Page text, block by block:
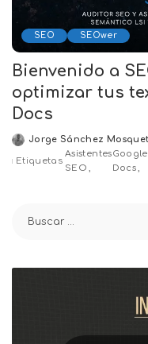
SEO SEOwer
Bienvenido a
optimizar tus
Docs
Posted
by
Jorge Sánchez
Etiquetas
Asistentes
SEO
Google
Docs